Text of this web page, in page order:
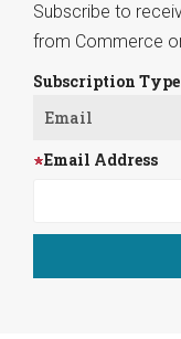
Subscribe to
from Commerce
Subscription Type
Email Address